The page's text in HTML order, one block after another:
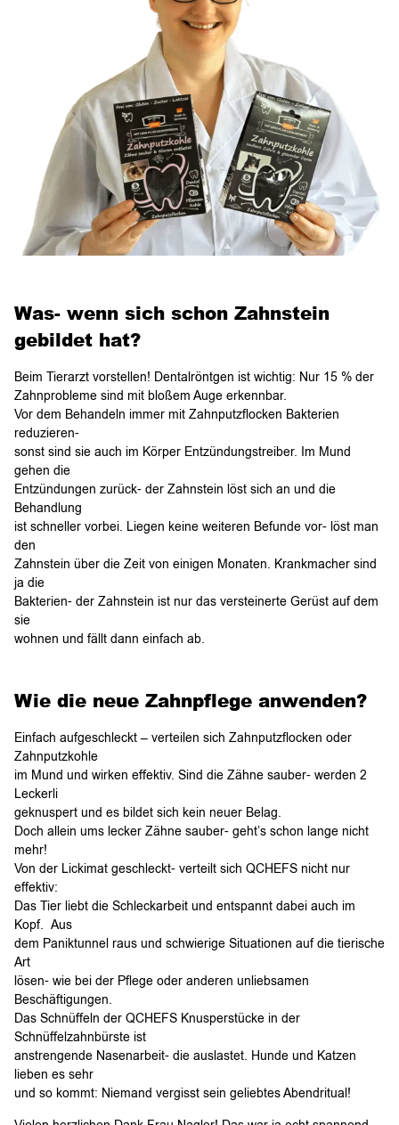
Was- wenn sich schon Zahnstein
gebildet hat?
Beim Tierarzt vorstellen! Dentalröntgen ist wichtig: Nur 15 % der
Zahnprobleme sind mit bloßem Auge erkennbar.
Vor dem Behandeln immer mit Zahnputzflocken Bakterien
reduzieren-
sonst sind sie auch im Körper Entzündungstreiber. Im Mund
gehen die
Entzündungen zurück- der Zahnstein löst sich an und die
Behandlung
ist schneller vorbei. Liegen keine weiteren Befunde vor- löst man
den
Zahnstein über die Zeit von einigen Monaten. Krankmacher sind
ja die
Bakterien- der Zahnstein ist nur das versteinerte Gerüst auf dem
sie
wohnen und fällt dann einfach ab.
Wie die neue Zahnpflege anwenden?
Einfach aufgeschleckt – verteilen sich Zahnputzflocken oder
Zahnputzkohle
im Mund und wirken effektiv. Sind die Zähne sauber- werden 2
Leckerli
geknuspert und es bildet sich kein neuer Belag.
Doch allein ums lecker Zähne sauber- geht’s schon lange nicht
mehr!
Von der Lickimat geschleckt- verteilt sich QCHEFS nicht nur
effektiv:
Das Tier liebt die Schleckarbeit und entspannt dabei auch im
Kopf. Aus
dem Paniktunnel raus und schwierige Situationen auf die tierische
Art
lösen- wie bei der Pflege oder anderen unliebsamen
Beschäftigungen.
Das Schnüffeln der QCHEFS Knusperstücke in der
Schnüffelzahnbürste ist
anstrengende Nasenarbeit- die auslastet. Hunde und Katzen
lieben es sehr
und so kommt: Niemand vergisst sein geliebtes Abendritual!